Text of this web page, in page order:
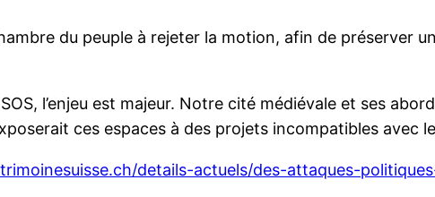
du peuple à rejeter la motion, afin de préserver
l’enjeu est majeur. Notre cité médiévale et ses
ces espaces à des projets incompatibles avec
details-actuels/des-attaques-